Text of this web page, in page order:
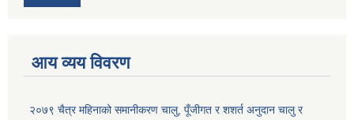
आय व्यय विवरण
२०७९ चैत्र महिनाको समानीकरण चालु, पूँजीगत र शशर्त अनुदान चालु र